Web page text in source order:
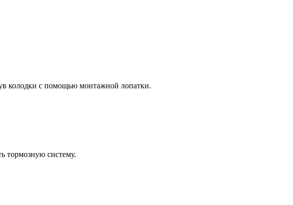
колодки с помощью монтажной лопатки.
тормозную систему.